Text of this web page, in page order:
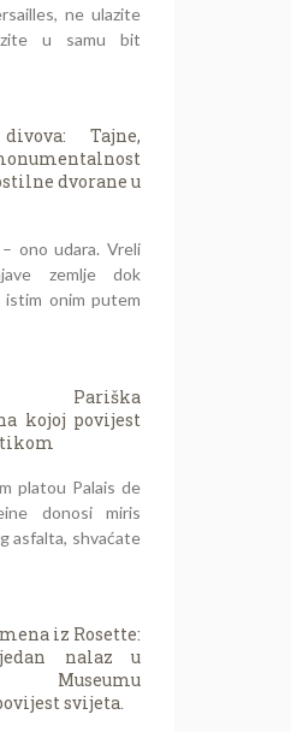
ne ulazite
u samu bit
Tajne,
dvorane u
ono udara. Vreli
zemlje dok
istim onim putem
Pariška
kojoj povijest
platou Palais de
donosi miris
asfalta, shvaćate
iz Rosette:
nalaz u
svijeta.